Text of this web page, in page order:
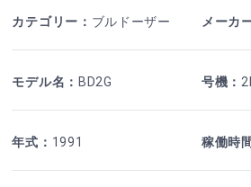
カテゴリー ： ブルドーザー メーカ
モデル名 ： BD2G 号機 ：
年式 ： 1991 稼働時間